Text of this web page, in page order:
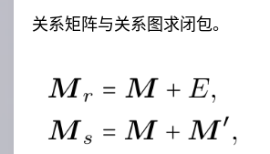
R_{3}\cup
R_{2}
\ldots
关系矩阵与关系图求闭包。